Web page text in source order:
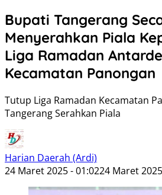
Bupati Tangerang
Menyerahkan Piala
Liga Ramadan
Kecamatan Panongan
Tutup Liga Ramadan Kecamatan
Tangerang Serahkan Piala
Harian Daerah (Ardi)
24 Maret 2025 - 01:0224 Maret